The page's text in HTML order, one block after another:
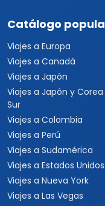
Catálogo
Viajes a Europa
Viajes a Canadá
Viajes a Japón
Viajes a Japón y Corea
Sur
Viajes a Colombia
Viajes a Perú
Viajes a Sudamérica
Viajes a Estados Unidos
Viajes a Nueva York
Viajes a Las Vegas